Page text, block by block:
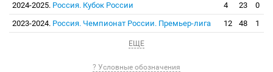
2024-2025. Россия. Кубок России 4 23
0
2023-2024. Россия. Чемпионат России. Премьер-лига 12 48 1
ЕЩЕ
? Условные обозначения